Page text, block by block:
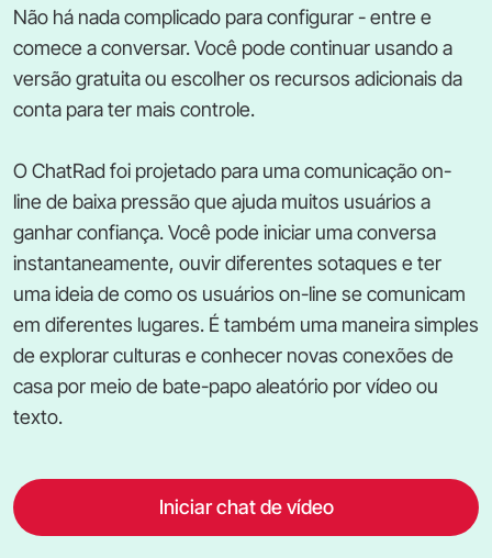
Não há nada complicado para configurar - entre e
comece a conversar. Você pode continuar usando a
versão gratuita ou escolher os recursos adicionais da
conta para ter mais controle.
O ChatRad foi projetado para uma comunicação on-
line de baixa pressão que ajuda muitos usuários a
ganhar confiança. Você pode iniciar uma conversa
instantaneamente, ouvir diferentes sotaques e ter
uma ideia de como os usuários on-line se comunicam
em diferentes lugares. É também uma maneira simples
de explorar culturas e conhecer novas conexões de
casa por meio de bate-papo aleatório por vídeo ou
texto.
Iniciar chat de vídeo